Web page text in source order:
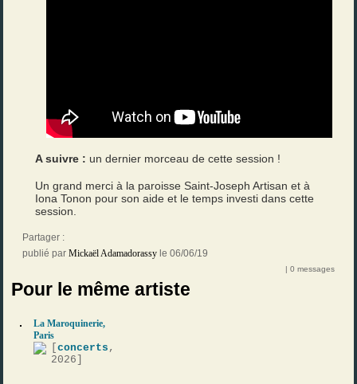
A suivre : un dernier morceau de cette session !
Un grand merci à la paroisse Saint-Joseph Artisan et à
Iona Tonon pour son aide et le temps investi dans cette
session.
Partager :
publié par Mickaël Adamadorassy le 06/06/19
| 0 messages
Pour le même artiste
La Maroquinerie,
Paris
[concerts ,
2026]